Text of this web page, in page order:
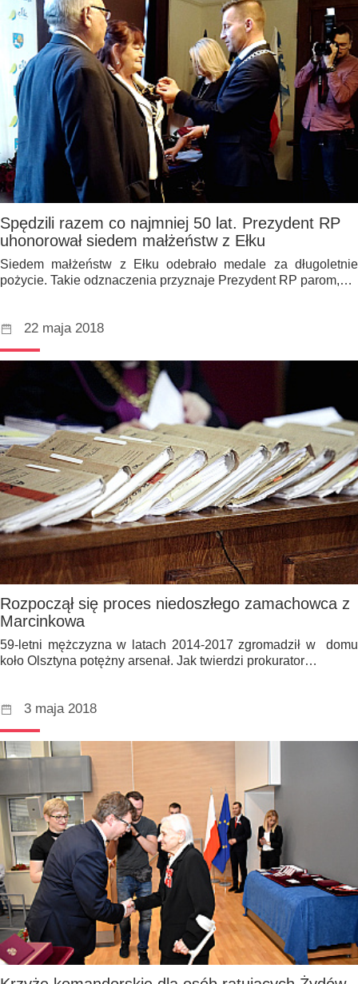
Spędzili razem co najmniej 50 lat. Prezydent RP
uhonorował siedem małżeństw z Ełku
Siedem małżeństw z Ełku odebrało medale za długoletnie
pożycie. Takie odznaczenia przyznaje Prezydent RP parom,…
22 maja 2018
Rozpoczął się proces niedoszłego zamachowca z
Marcinkowa
59-letni mężczyzna w latach 2014-2017 zgromadził w domu
koło Olsztyna potężny arsenał. Jak twierdzi prokurator…
3 maja 2018